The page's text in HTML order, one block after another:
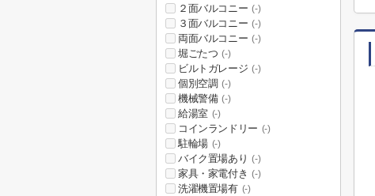
２面バルコニー (-)
３面バルコニー (-)
両面バルコニー (-)
堀ごたつ (-)
ビルトガレージ (-)
個別空調 (-)
機械警備 (-)
給湯室 (-)
コインランドリー (-)
駐輪場 (-)
バイク置場あり (-)
家具・家電付き (-)
洗濯機置場有 (-)